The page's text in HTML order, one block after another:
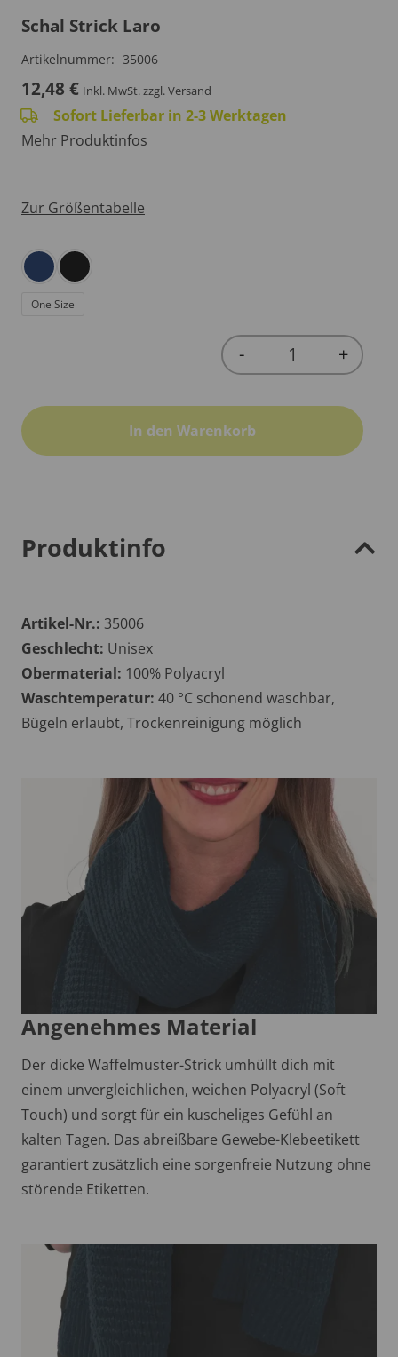
Schal Strick Laro
Artikelnummer: 35006
12,48 € Inkl. MwSt.zzgl. Versand
Sofort Lieferbar in 2-3 Werktagen
Mehr Produktinfos
Zur Größentabelle
One Size
Quantity
- +
In den Warenkorb
Produktinfo
Artikel-Nr.: 35006
Geschlecht: Unisex
Obermaterial: 100% Polyacryl
Waschtemperatur: 40 °C schonend waschbar,
Bügeln erlaubt, Trockenreinigung möglich
Angenehmes Material
Der dicke Waffelmuster-Strick umhüllt dich mit
einem unvergleichlichen, weichen Polyacryl (Soft
Touch) und sorgt für ein kuscheliges Gefühl an
kalten Tagen. Das abreißbare Gewebe-Klebeetikett
garantiert zusätzlich eine sorgenfreie Nutzung ohne
störende Etiketten.